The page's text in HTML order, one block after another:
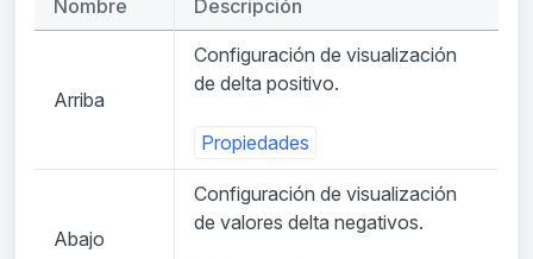
Nombre Descripción
Arriba
Configuración de visualización
de delta positivo.
Propiedades
Abajo
Configuración de visualización
de valores delta negativos.